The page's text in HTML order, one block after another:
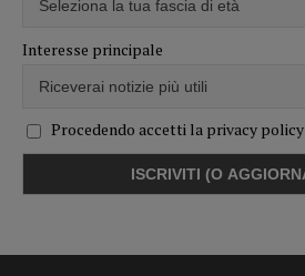
Interesse principale
Procedendo accetti la privacy policy